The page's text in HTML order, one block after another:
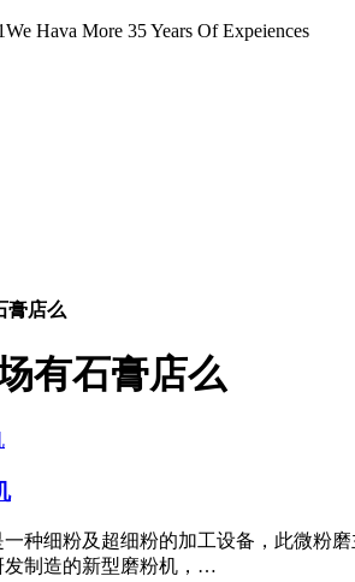
We Hava More 35 Years Of Expeiences
膏店么
有石膏店么
种细粉及超细粉的加工设备，此微粉
发制造的新型磨粉机，…